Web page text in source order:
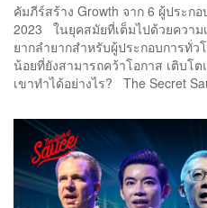
คัมภีร์สร้าง Growth จาก 6 ผู้ประก
2023 ในยุคสมัยที่เต็มไปด้วยความ
ยากลำยากสำหรับผู้ประกอบการทั่
น้อยที่ยังสามารถคว้าโอกาส เติบ
เขาทำได้อย่างไร? The Secret